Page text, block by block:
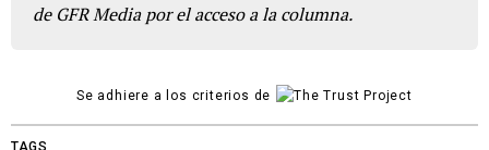
de GFR Media por el acceso a la columna.
Se adhiere a los criterios de
TAGS